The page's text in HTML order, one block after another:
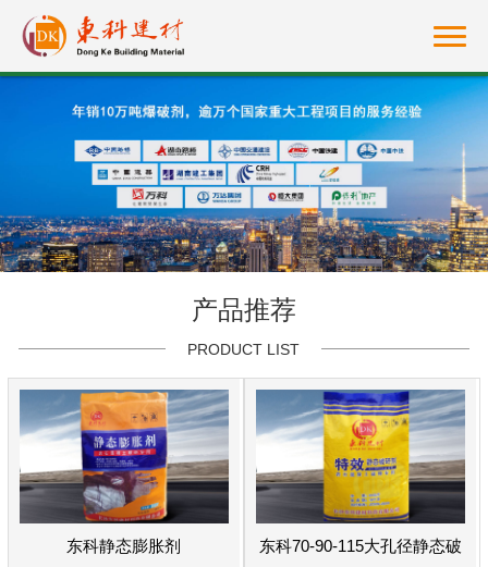
产品推荐
PRODUCT LIST
东科静态膨胀剂
东科70-90-115大孔径静态破